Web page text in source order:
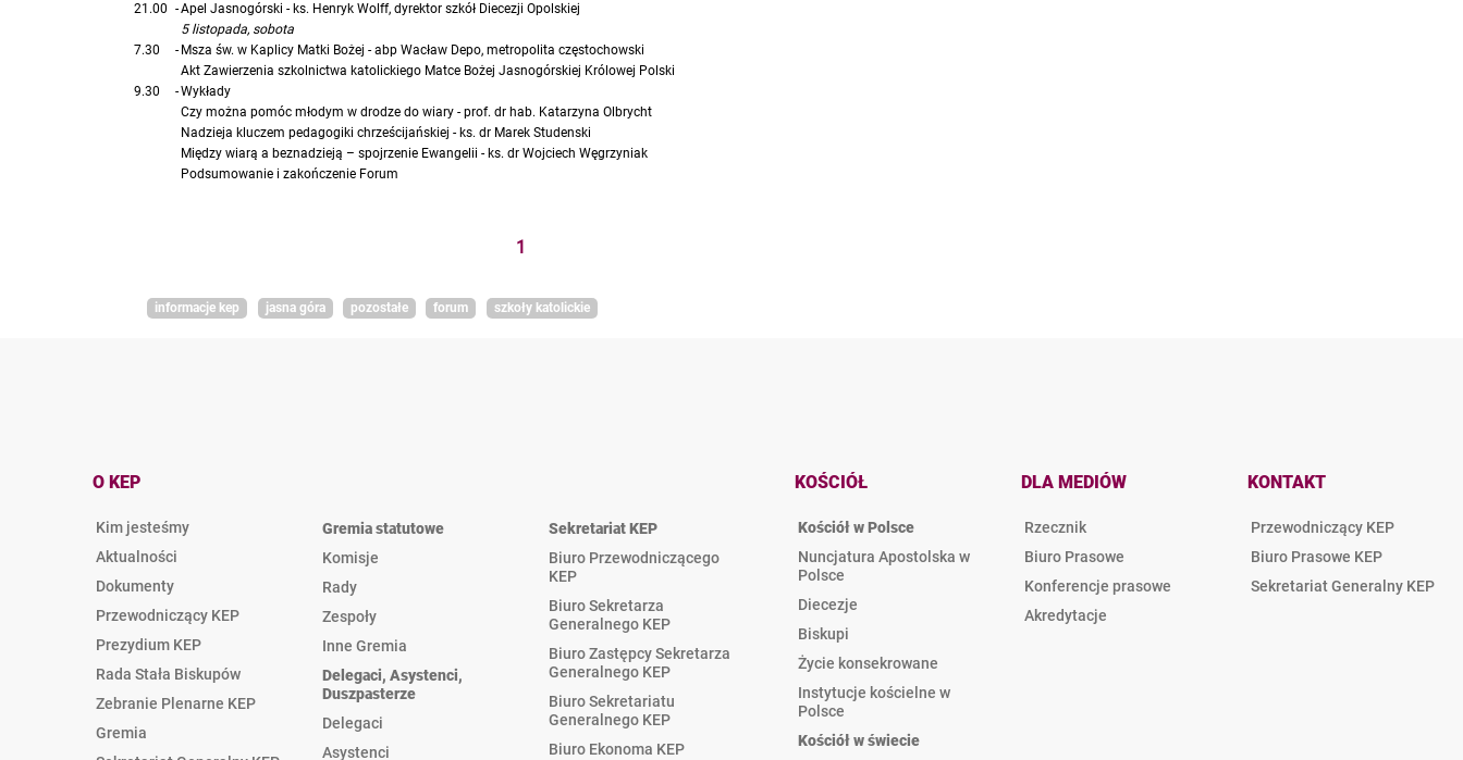
21.00 -Apel Jasnogórski - ks. Henryk Wolff, dyrektor szkół Diecezji Opolskiej
5 listopada, sobota
7.30
- Msza św. w Kaplicy Matki Bożej - abp Wacław Depo, metropolita częstochowski
Akt Zawierzenia szkolnictwa katolickiego Matce Bożej Jasnogórskiej Królowej Polski
9.30
-Wykłady
Czy można pomóc młodym w drodze do wiary - prof. dr hab. Katarzyna Olbrycht
Nadzieja kluczem pedagogiki chrześcijańskiej - ks. dr Marek Studenski
Między wiarą a beznadzieją – spojrzenie Ewangelii - ks. dr Wojciech Węgrzyniak
Podsumowanie i zakończenie Forum
1
informacje kep jasna góra pozostałe forum szkoły katolickie
O KEP
Kim jesteśmy
Aktualności
Dokumenty
Przewodniczący KEP
Prezydium KEP
Rada Stała Biskupów
Zebranie Plenarne KEP
Gremia
Gremia statutowe
Komisje
Rady
Zespoły
Inne Gremia
Delegaci, Asystenci,
Duszpasterze
Delegaci
Asystenci
Sekretariat KEP
Biuro Przewodniczącego
KEP
Biuro Sekretarza
Generalnego KEP
Biuro Zastępcy Sekretarza
Generalnego KEP
Biuro Sekretariatu
Generalnego KEP
Biuro Ekonoma KEP
KOŚCIÓŁ
Kościół w Polsce
Nuncjatura Apostolska w
Polsce
Diecezje
Biskupi
Życie konsekrowane
Instytucje kościelne w
Polsce
Kościół w świecie
DLA MEDIÓW
Rzecznik
Biuro Prasowe
Konferencje prasowe
Akredytacje
KONTAKT
Przewodniczący KEP
Biuro Prasowe KEP
Sekretariat Generalny KEP